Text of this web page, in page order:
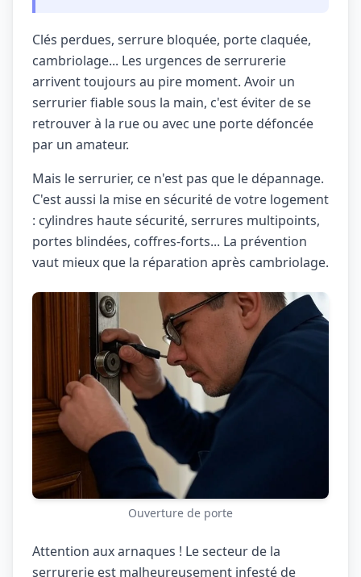
Clés perdues, serrure bloquée, porte claquée,
cambriolage... Les urgences de serrurerie
arrivent toujours au pire moment. Avoir un
serrurier fiable sous la main, c'est éviter de se
retrouver à la rue ou avec une porte défoncée
par un amateur.
Mais le serrurier, ce n'est pas que le dépannage.
C'est aussi la mise en sécurité de votre logement
: cylindres haute sécurité, serrures multipoints,
portes blindées, coffres-forts... La prévention
vaut mieux que la réparation après cambriolage.
Ouverture de porte
Attention aux arnaques ! Le secteur de la
serrurerie est malheureusement infesté de